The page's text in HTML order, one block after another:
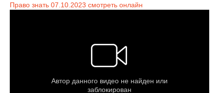
Право знать 07.10.2023 смотреть онлайн